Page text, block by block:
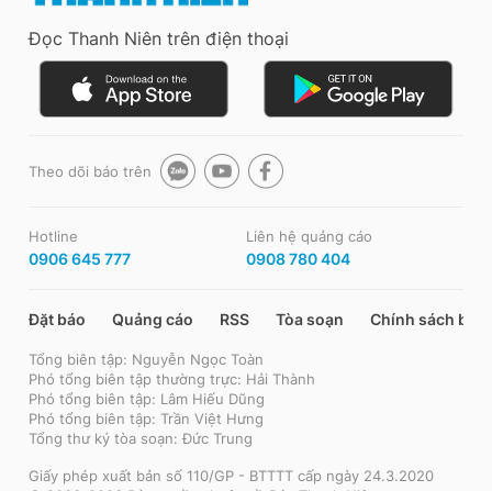
Đọc Thanh Niên trên điện thoại
Theo dõi báo trên
Hotline
0906 645 777
Liên hệ quảng cáo
0908 780 404
Đặt báo Quảng cáo RSS Tòa soạn Chính sách bảo
Tổng biên tập: Nguyễn Ngọc Toàn
Phó tổng biên tập thường trực: Hải Thành
Phó tổng biên tập: Lâm Hiếu Dũng
Phó tổng biên tập: Trần Việt Hưng
Tổng thư ký tòa soạn: Đức Trung
Giấy phép xuất bản số 110/GP - BTTTT cấp ngày 24.3.2020